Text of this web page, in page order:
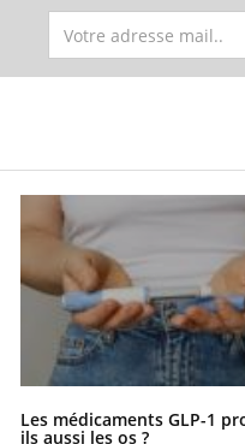
Les médicaments GLP-1
ils aussi les os ?